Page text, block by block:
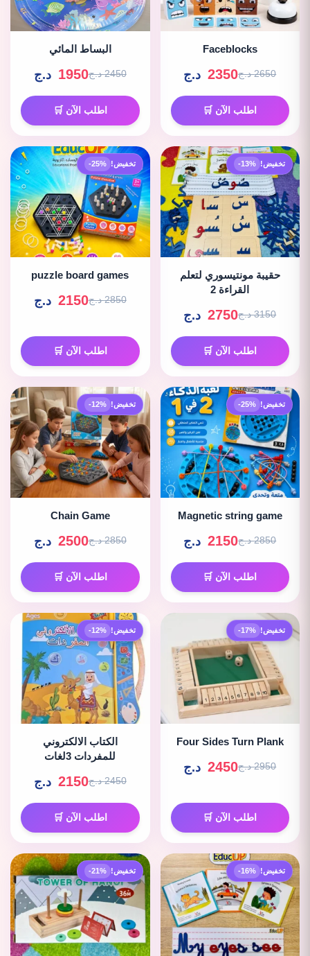
Faceblocks
2650 د.ج 2350 د.ج
اطلب الآن 🛒
البساط المائي
2450 د.ج 1950 د.ج
اطلب الآن 🛒
تخفيض! -13%
حقيبة مونتيسوري لتعلم
القراءة 2
3150 د.ج 2750 د.ج
اطلب الآن 🛒
تخفيض! -25%
puzzle board games
2850 د.ج 2150 د.ج
اطلب الآن 🛒
تخفيض! -25%
Magnetic string game
2850 د.ج 2150 د.ج
اطلب الآن 🛒
تخفيض! -12%
Chain Game
2850 د.ج 2500 د.ج
اطلب الآن 🛒
تخفيض! -17%
Four Sides Turn Plank
2950 د.ج 2450 د.ج
اطلب الآن 🛒
تخفيض! -12%
الكتاب الالكتروني
للمفردات 3لغات
2450 د.ج 2150 د.ج
اطلب الآن 🛒
تخفيض! -16% تخفيض! -21%